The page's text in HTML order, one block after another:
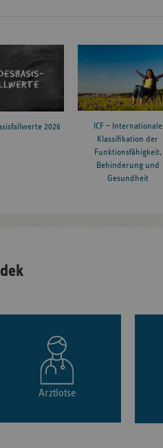
2026
ICF – Internationale
Klassifikation der
Funktionsfähigkeit,
Behinderung und
Gesundheit
Arztlotse